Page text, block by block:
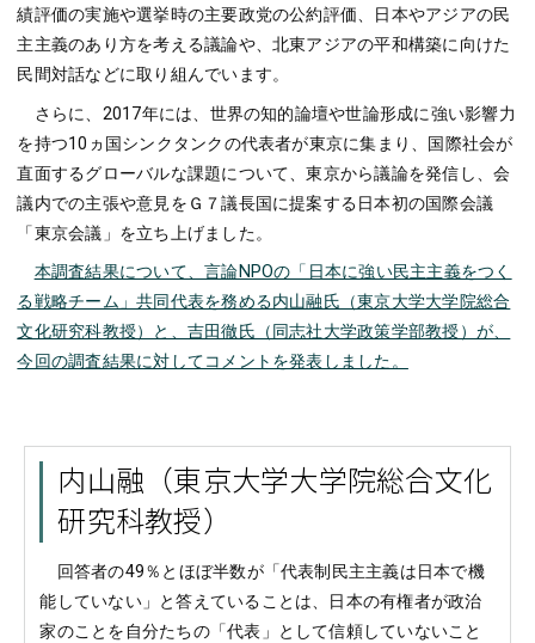
績評価の実施や選挙時の主要政党の公約評価、日本やアジアの民
主主義のあり方を考える議論や、北東アジアの平和構築に向けた
民間対話などに取り組んでいます。
さらに、2017年には、世界の知的論壇や世論形成に強い影響力
を持つ10ヵ国シンクタンクの代表者が東京に集まり、国際社会が
直面するグローバルな課題について、東京から議論を発信し、会
議内での主張や意見をＧ７議長国に提案する日本初の国際会議
「東京会議」を立ち上げました。
本調査結果について、言論NPOの「日本に強い民主主義をつく
る戦略チーム」共同代表を務める内山融氏（東京大学大学院総合
文化研究科教授）と、吉田徹氏（同志社大学政策学部教授）が、
今回の調査結果に対してコメントを発表しました。
内山融（東京大学大学院総合文化
研究科教授）
回答者の49％とほぼ半数が「代表制民主主義は日本で機
能していない」と答えていることは、日本の有権者が政治
家のことを自分たちの「代表」として信頼していないこと